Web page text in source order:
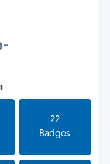
22
Badges